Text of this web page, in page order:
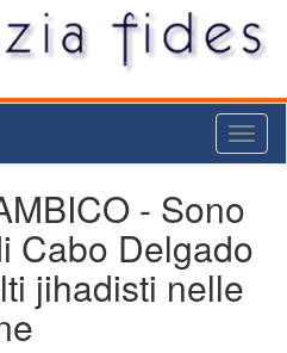
- Sono
Cabo Delgado
jihadisti nelle